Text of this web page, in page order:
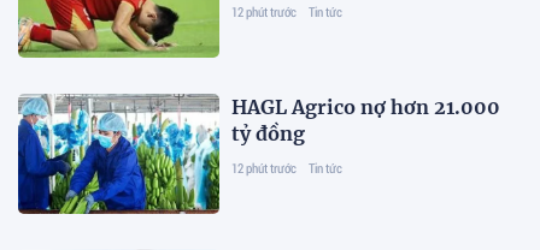
12 phút trước Tin tức
HAGL Agrico nợ hơn 21.000
tỷ đồng
12 phút trước Tin tức